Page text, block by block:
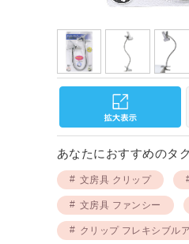
あなたにおすすめのタ
文房具 クリップ
文房具 ファンシー
クリップ フレキシブル